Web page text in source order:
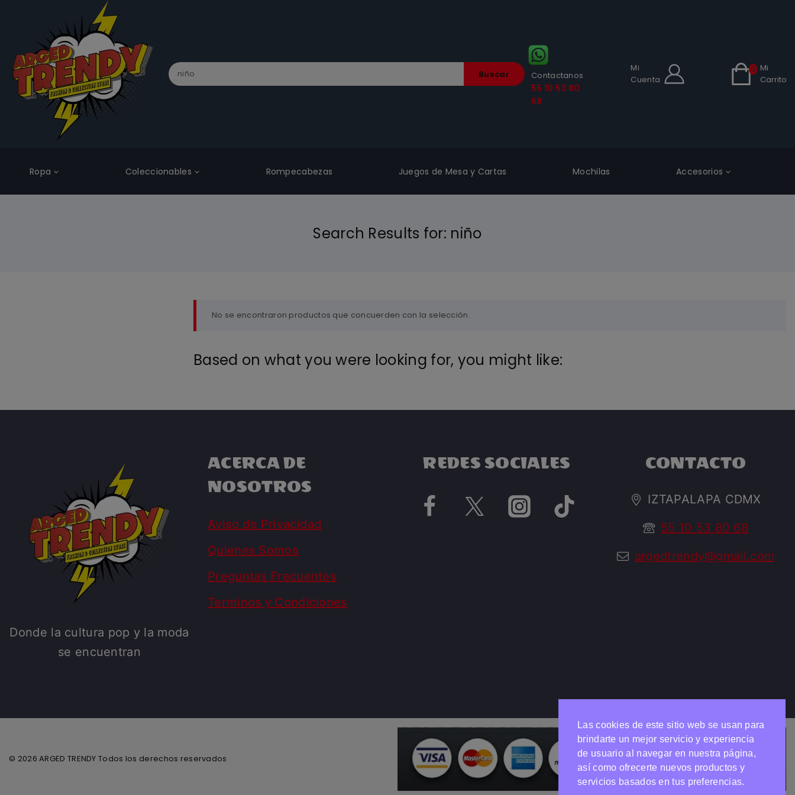
Buscar Contactanos
55 10 53 80
68
Mi
Cuenta
0
Mi
Carrito
Ropa Coleccionables Rompecabezas Juegos de Mesa y Cartas Mochilas Accesorios
Search Results for: niño
No se encontraron productos que concuerden con la selección.
Based on what you were looking for, you might like:
Donde la cultura pop y la moda
se encuentran
ACERCA DE
NOSOTROS
Aviso de Privacidad
Quienes Somos
Preguntas Frecuentes
Terminos y Condiciones
REDES SOCIALES CONTACTO
IZTAPALAPA CDMX
55 10 53 80 68
argedtrendy@gmail.com
© 2026 ARGED TRENDY Todos los derechos reservados
Necesitas ayuda?
Chatea con nosotros
Las cookies de este sitio web se usan para
brindarte un mejor servicio y experiencia
de usuario al navegar en nuestra página,
así como ofrecerte nuevos productos y
servicios basados en tus preferencias.